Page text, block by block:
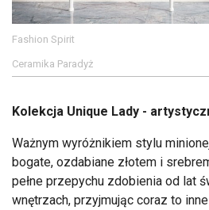
Fashion Spirit
Ceramika Paradyż
Kolekcja Unique Lady -
Ważnym wyróżnikiem stylu
bogate, ozdabiane złotem i
pełne przepychu zdobienia od lat
wnętrzach, przyjmując coraz to